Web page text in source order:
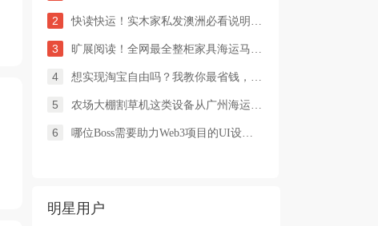
2 快读快运！实木家私发澳洲必看说明这类家具熏蒸杀毒再可海运布里
3 旷展阅读！全网最全整柜家具海运马来西亚怡保的保姆式海运攻略！
4 想实现淘宝自由吗？我教你最省钱，最方便的方法
5 农场大棚割草机这类设备从广州海运到澳洲堪培拉过海关需要提供什
6 哪位Boss需要助力Web3项目的UI设计，或qian
明星用户